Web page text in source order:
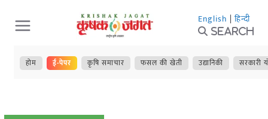
Skip
to
content
English | हिन्दी
Search
होम ई-पेपर कृषि समाचार फसल की खेती उद्यानिकी सरकारी